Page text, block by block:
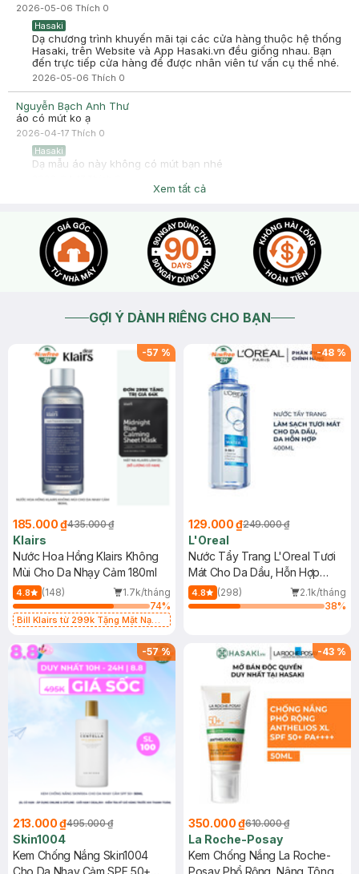
2026-05-06 Thích 0
Hasaki
Dạ chương trình khuyến mãi tại các cửa hàng thuộc hệ thống
Hasaki, trên Website và App Hasaki.vn đều giống nhau. Bạn
đến trực tiếp cửa hàng để được nhân viên tư vấn cụ thể nhé.
2026-05-06 Thích 0
Nguyễn Bạch Anh Thư
áo có mút ko ạ
2026-04-17 Thích 0
Hasaki
Dạ mẫu áo này không có mút bạn nhé
Xem tất cả
GỢI Ý DÀNH RIÊNG CHO BẠN
-57 %
185.000 ₫435.000 ₫
Klairs
Nước Hoa Hồng Klairs Không
Mùi Cho Da Nhạy Cảm 180ml
4.8 (148)
1.7k/tháng
74%
Bill Klairs từ 299k Tặng Mặt Nạ
25ml (SL Có Hạn)
-48 %
129.000 ₫249.000 ₫
L'Oreal
Nước Tẩy Trang L'Oreal Tươi
Mát Cho Da Dầu, Hỗn Hợp
400ml
4.8 (298)
2.1k/tháng
38%
-57%
213.000 ₫495.000 ₫
Skin1004
Kem Chống Nắng Skin1004
Cho Da Nhạy Cảm SPF 50+
-43 %
350.000 ₫610.000 ₫
La Roche-Posay
Kem Chống Nắng La Roche-
Posay Phổ Rộng, Nâng Tông